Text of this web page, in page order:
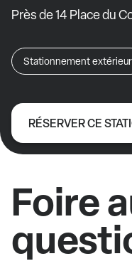
Près de 14 Place du
Stationnement extérieur
RÉSERVER CE
Foire